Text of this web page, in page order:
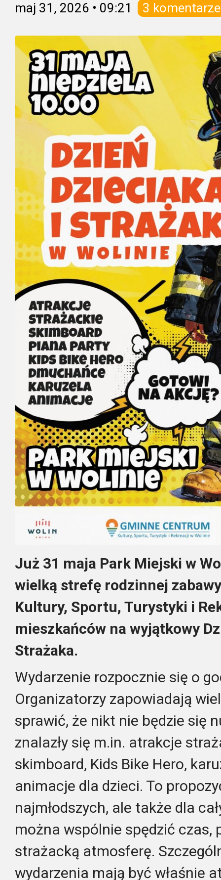
maj 31, 2026 • 09:21 3 komentarze
Już 31 maja Park Miejski w
wielką strefę rodzinnej
Kultury, Sportu, Turystyki i
mieszkańców na wyjątkowy
Strażaka.
Wydarzenie rozpocznie się o
Organizatorzy zapowiadają
sprawić, że nikt nie będzie się
znalazły się m.in. atrakcje
skimboard, Kids Bike Hero,
animacje dla dzieci. To
najmłodszych, ale także dla
można wspólnie spędzić czas,
strażacką atmosferę.
wydarzenia mają być właśnie